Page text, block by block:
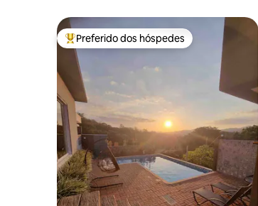
Entre os melhores preferidos dos hóspedes
Preferido dos hóspedes